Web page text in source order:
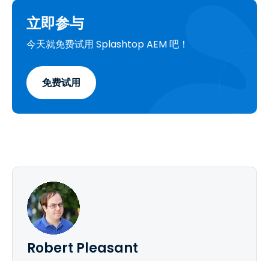
立即参与
今天就免费试用 Splashtop AEM 吧！
免费试用
Robert Pleasant